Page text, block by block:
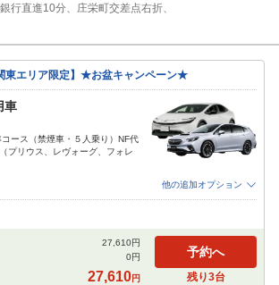
行直進10分、庄栄町交差点右折、
東エリア限定】★お盆キャンペーン★
車
ース（禁煙車・５人乗り）NF代
プリウス、レヴォーグ、フォレ
他の追加オプション
27,610円
0円
27,610円
予約へ
残り3台